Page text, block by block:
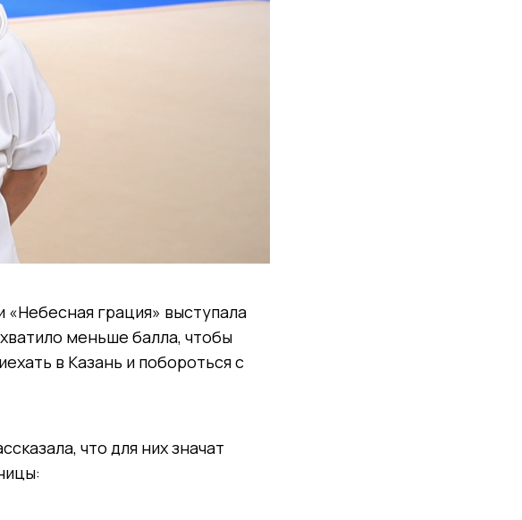
грация» выступала
меньше балла, чтобы
в Казань и побороться с
что для них значат